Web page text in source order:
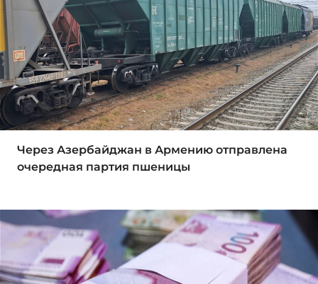
Через Азербайджан в Армению отправлена
очередная партия пшеницы